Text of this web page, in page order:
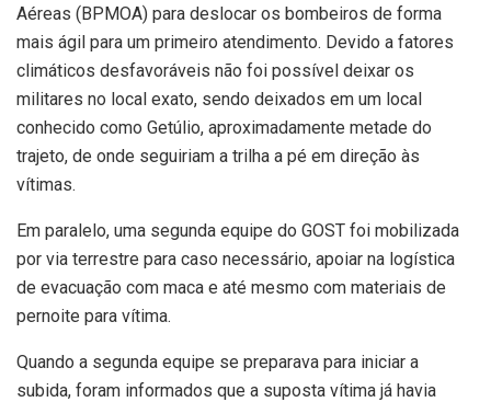
Aéreas (BPMOA) para deslocar os bombeiros de forma
mais ágil para um primeiro atendimento. Devido a fatores
climáticos desfavoráveis não foi possível deixar os
militares no local exato, sendo deixados em um local
conhecido como Getúlio, aproximadamente metade do
trajeto, de onde seguiriam a trilha a pé em direção às
vítimas.
Em paralelo, uma segunda equipe do GOST foi mobilizada
por via terrestre para caso necessário, apoiar na logística
de evacuação com maca e até mesmo com materiais de
pernoite para vítima.
Quando a segunda equipe se preparava para iniciar a
subida, foram informados que a suposta vítima já havia